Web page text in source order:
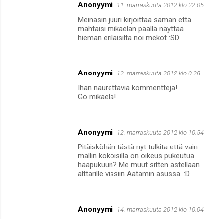
Anonyymi 11. marraskuuta 2012 klo 22.05
Meinasin juuri kirjoittaa saman että
mahtaisi mikaelan päällä näyttää
hieman erilaisilta noi mekot :SD
Anonyymi 12. marraskuuta 2012 klo 0.28
Ihan naurettavia kommentteja!
Go mikaela!
Anonyymi 12. marraskuuta 2012 klo 10.54
Pitäisköhän tästä nyt tulkita että vain
mallin kokoisilla on oikeus pukeutua
hääpukuun? Me muut sitten astellaan
alttarille vissiin Aatamin asussa. :D
Anonyymi 14. marraskuuta 2012 klo 10.04